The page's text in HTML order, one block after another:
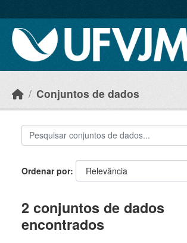
Conjuntos de dados
Ordenar por
2 conjuntos de dados
encontrados